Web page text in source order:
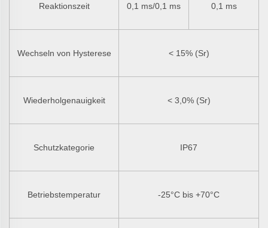
Reaktionszeit 0,1 ms/0,1 ms 0,1 ms
Wechseln von Hysterese < 15% (Sr)
Wiederholgenauigkeit < 3,0% (Sr)
Schutzkategorie IP67
Betriebstemperatur -25°C bis +70°C